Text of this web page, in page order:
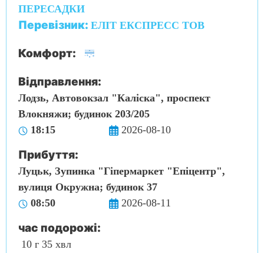
ПЕРЕСАДКИ
Перевізник: ЕЛІТ ЕКСПРЕСС ТОВ
Комфорт:
Відправлення:
Лодзь, Автовокзал "Каліска", проспект
Влокняжи; будинок 203/205
18:15
2026-08-10
Прибуття:
Луцьк, Зупинка "Гіпермаркет "Епіцентр",
вулиця Окружна; будинок 37
08:50
2026-08-11
час подорожі:
10 г 35 хвл